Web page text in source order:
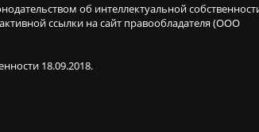
об интеллектуальной
ссылки на сайт правообладателя (ООО
18.09.2018.